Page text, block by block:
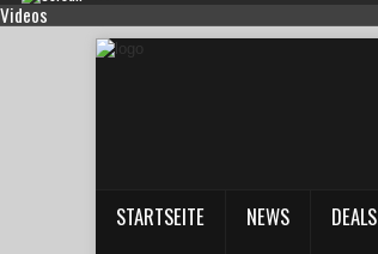
Videos
STARTSEITE NEWS DEALS